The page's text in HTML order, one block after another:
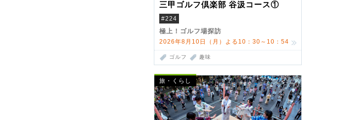
三甲ゴルフ倶楽部 谷汲コース①
#224
極上！ゴルフ場探訪
2026年8月10日（月）よる10：30～10：54
ゴルフ 趣味
旅・くらし